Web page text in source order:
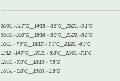
08/09, -14.7°C__14/15, - 3.6°C__20/21, -9.1°C
09/10, -10.0°C__15/16, - 5.9°C__21/22, -5.2°C
10/11, - 7.9°C__16/17, - 7.9°C__21/22, -6.9°C
11/12, -14.7°C__17/18, - 8.3°C__22/23, -7.1°C
12/13, - 7.9°C__18/19, - 7.5°C
13/14, - 0.8°C__19/20, - 2.8°C